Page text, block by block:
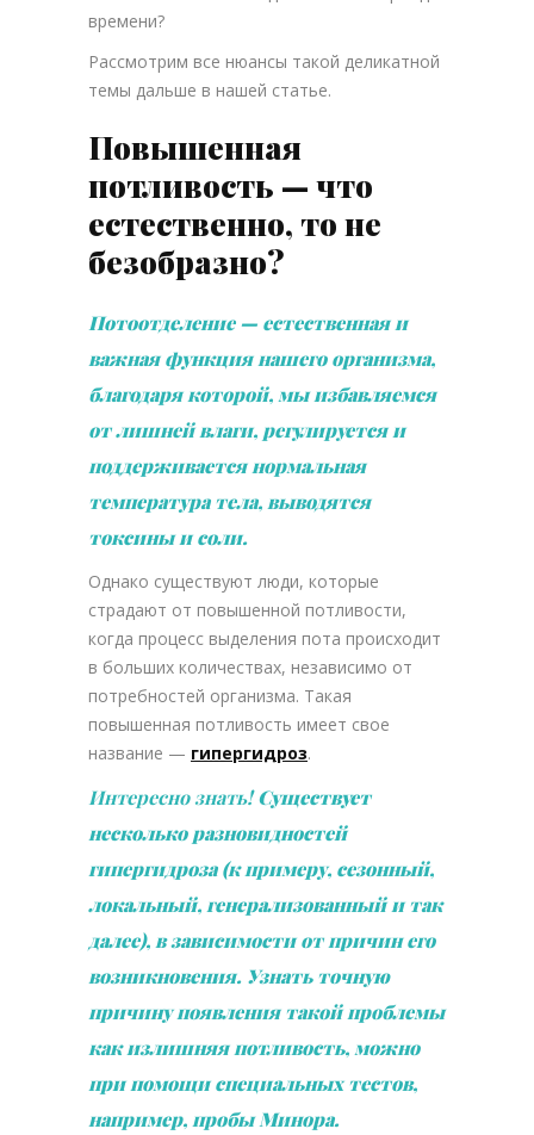
времени?
Рассмотрим все нюансы такой деликатной
темы дальше в нашей статье.
Повышенная
потливость — что
естественно, то не
безобразно?
Потоотделение — естественная и
важная функция нашего организма,
благодаря которой, мы избавляемся
от лишней влаги, регулируется и
поддерживается нормальная
температура тела, выводятся
токсины и соли.
Однако существуют люди, которые
страдают от повышенной потливости,
когда процесс выделения пота происходит
в больших количествах, независимо от
потребностей организма. Такая
повышенная потливость имеет свое
название — гипергидроз.
Интересно знать!Существует
несколько разновидностей
гипергидроза (к примеру, сезонный,
локальный, генерализованный и так
далее), в зависимости от причин его
возникновения. Узнать точную
причину появления такой проблемы
как излишняя потливость, можно
при помощи специальных тестов,
например, пробы Минора.